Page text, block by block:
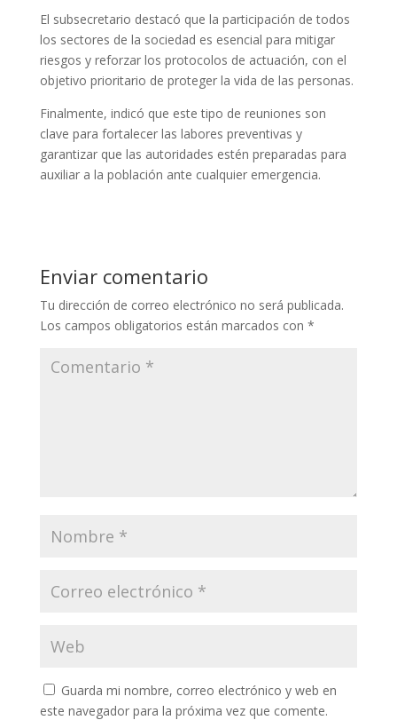
El subsecretario destacó que la participación de todos
los sectores de la sociedad es esencial para mitigar
riesgos y reforzar los protocolos de actuación, con el
objetivo prioritario de proteger la vida de las personas.
Finalmente, indicó que este tipo de reuniones son
clave para fortalecer las labores preventivas y
garantizar que las autoridades estén preparadas para
auxiliar a la población ante cualquier emergencia.
Enviar comentario
Tu dirección de correo electrónico no será publicada.
Los campos obligatorios están marcados con *
Guarda mi nombre, correo electrónico y web en
este navegador para la próxima vez que comente.